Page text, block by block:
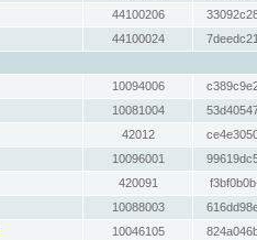
44100206
44100024
10094006
10081004
42012
10096001
420091
10088003
10046105